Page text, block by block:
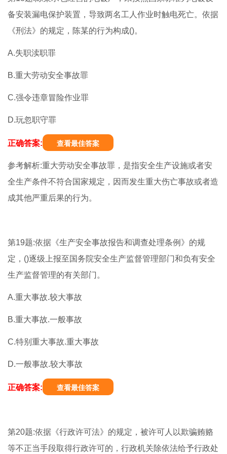
备安装漏电保护装置，导致两名工人作业时触电死亡。依据
《刑法》的规定，陈某的行为构成()。
A.失职渎职罪
B.重大劳动安全事故罪
C.强令违章冒险作业罪
D.玩忽职守罪
正确答案: 查看最佳答案
参考解析:重大劳动安全事故罪，是指安全生产设施或者安
全生产条件不符合国家规定，因而发生重大伤亡事故或者造
成其他严重后果的行为。
第19题:依据《生产安全事故报告和调查处理条例》的规
定，()逐级上报至国务院安全生产监督管理部门和负有安全
生产监督管理的有关部门。
A.重大事故.较大事故
B.重大事故.一般事故
C.特别重大事故.重大事故
D.一般事故.较大事故
正确答案: 查看最佳答案
第20题:依据《行政许可法》的规定，被许可人以欺骗贿赂
等不正当手段取得行政许可的，行政机关除依法给予行政处